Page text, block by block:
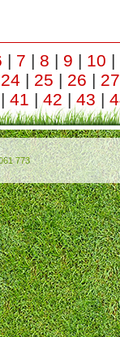
| 7 | 8 | 9 | 10 |
24 | 25 | 26 | 27
| 41 |42 | 43 |
773